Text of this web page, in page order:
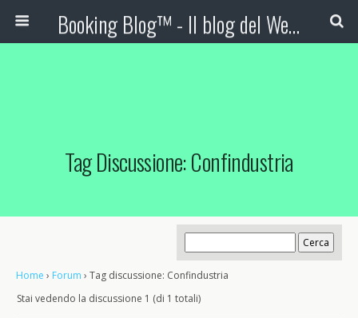
Booking Blog™ - Il blog del Web Marketing Turistico
Tag Discussione: Confindustria
Home › Forum › Tag discussione: Confindustria
Stai vedendo la discussione 1 (di 1 totali)